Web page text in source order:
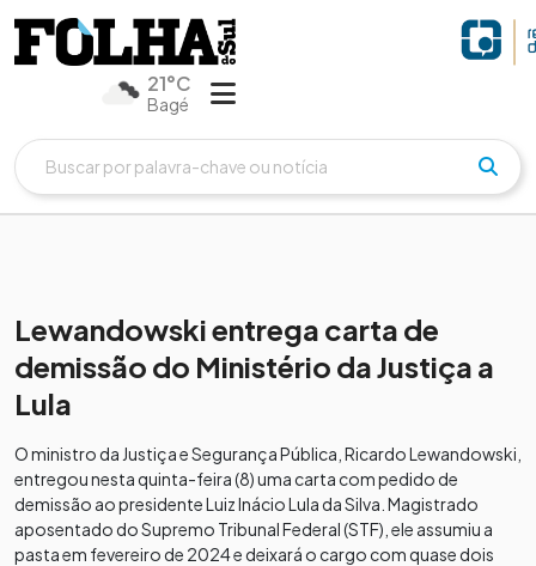
21°C
Bagé
Lewandowski entrega carta de
demissão do Ministério da Justiça a
Lula
O ministro da Justiça e Segurança Pública, Ricardo Lewandowski,
entregou nesta quinta-feira (8) uma carta com pedido de
demissão ao presidente Luiz Inácio Lula da Silva. Magistrado
aposentado do Supremo Tribunal Federal (STF), ele assumiu a
pasta em fevereiro de 2024 e deixará o cargo com quase dois